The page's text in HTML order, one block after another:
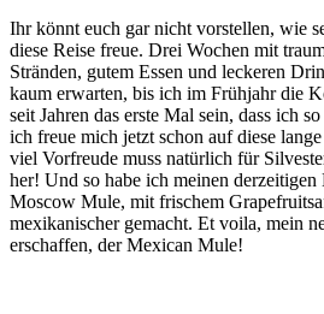
Ihr könnt euch gar nicht vorstellen, wie
diese Reise freue. Drei Wochen mit
Stränden, gutem Essen und leckeren
kaum erwarten, bis ich im Frühjahr die
seit Jahren das erste Mal sein, dass ich
ich freue mich jetzt schon auf diese
viel Vorfreude muss natürlich für
her! Und so habe ich meinen
Moscow Mule, mit frischem
mexikanischer gemacht. Et voila, mein
erschaffen, der Mexican Mule!